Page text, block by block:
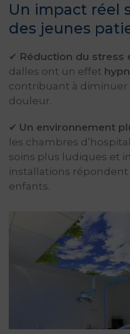
Un impact réel
des jeunes
✔ Réduction du stress
dalles ont un effet
contribuant à diminuer
douleur.
✔ Un environnement
les chambres
soins plus ludiques et
installations répondent
enfants.